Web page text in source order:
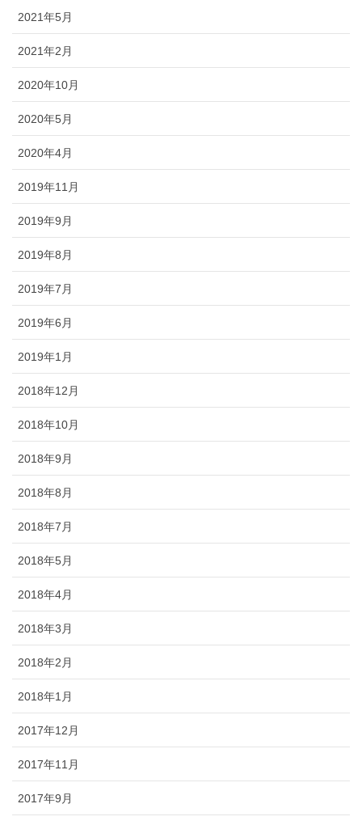
2021年5月
2021年2月
2020年10月
2020年5月
2020年4月
2019年11月
2019年9月
2019年8月
2019年7月
2019年6月
2019年1月
2018年12月
2018年10月
2018年9月
2018年8月
2018年7月
2018年5月
2018年4月
2018年3月
2018年2月
2018年1月
2017年12月
2017年11月
2017年9月